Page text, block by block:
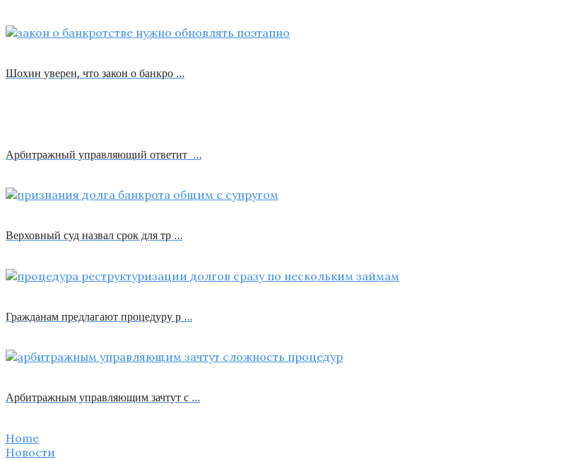
Шохин уверен, что закон о банкро …
Арбитражный управляющий ответит …
Верховный суд назвал срок для тр …
Гражданам предлагают процедуру р …
Арбитражным управляющим зачтут с …
Home
Новости